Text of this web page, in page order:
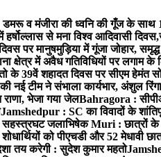
व मंजीरा की ध्वनि की गूँज के साथ
हर्षोल्लास से मना विश्व आदिवासी
पर मानुषमुड़िया में गूंजा जोहार,
क्षेत्र में अवैध गतिविधियों पर लगाम के
के 39वें शहादत दिवस पर सीएम हेमंत
टीम ने संभाला कार्यभार, अंशुल
राणा, भेजा गया जेलBahragora :
Jamshedpur : SC का विवादों के
सहस्त्रघट जलाभिषेकMuri : छात्रों के
शोधार्थियों को पीएचडी और 52 मेधावी
तय करेगी : सुदेश कुमार महतो